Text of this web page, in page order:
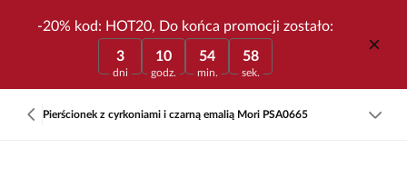
-20% kod: HOT20, Do końca promocji zostało:
3
dni
10
godz.
54
min.
58
sek.
Pierścionek z cyrkoniami i czarną emalią Mori PSA0665